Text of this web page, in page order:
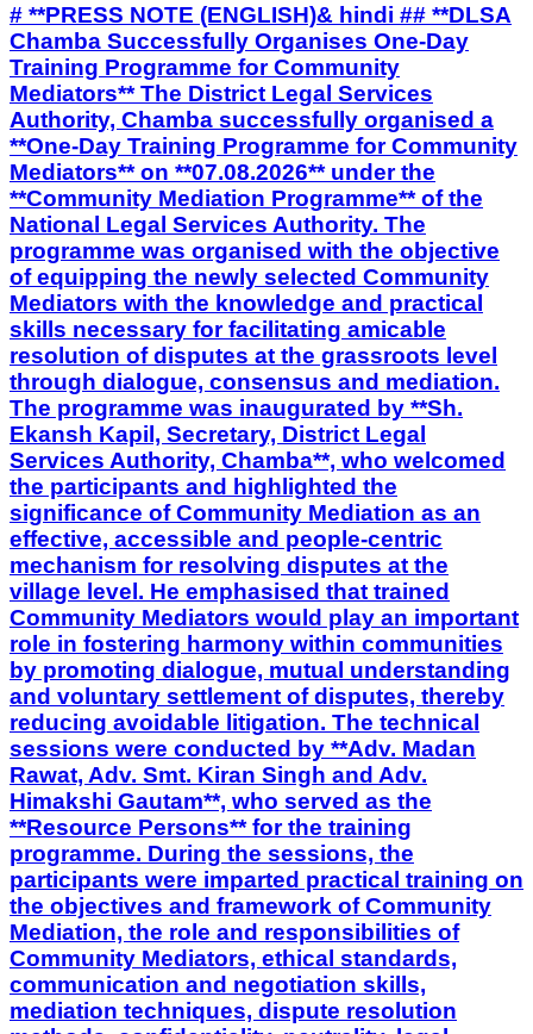
# **PRESS NOTE (ENGLISH)& hindi ## **DLSA
Chamba Successfully Organises One-Day
Training Programme for Community
Mediators** The District Legal Services
Authority, Chamba successfully organised a
**One-Day Training Programme for Community
Mediators** on **07.08.2026** under the
**Community Mediation Programme** of the
National Legal Services Authority. The
programme was organised with the objective
of equipping the newly selected Community
Mediators with the knowledge and practical
skills necessary for facilitating amicable
resolution of disputes at the grassroots level
through dialogue, consensus and mediation.
The programme was inaugurated by **Sh.
Ekansh Kapil, Secretary, District Legal
Services Authority, Chamba**, who welcomed
the participants and highlighted the
significance of Community Mediation as an
effective, accessible and people-centric
mechanism for resolving disputes at the
village level. He emphasised that trained
Community Mediators would play an important
role in fostering harmony within communities
by promoting dialogue, mutual understanding
and voluntary settlement of disputes, thereby
reducing avoidable litigation. The technical
sessions were conducted by **Adv. Madan
Rawat, Adv. Smt. Kiran Singh and Adv.
Himakshi Gautam**, who served as the
**Resource Persons** for the training
programme. During the sessions, the
participants were imparted practical training on
the objectives and framework of Community
Mediation, the role and responsibilities of
Community Mediators, ethical standards,
communication and negotiation skills,
mediation techniques, dispute resolution